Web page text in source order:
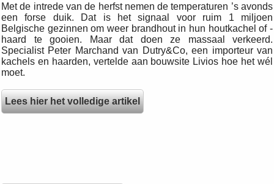
Met de intrede van de herfst nemen de temperaturen ’s avonds
een forse duik. Dat is het signaal voor ruim 1 miljoen
Belgische gezinnen om weer brandhout in hun houtkachel of -
haard te gooien. Maar dat doen ze massaal verkeerd.
Specialist Peter Marchand van Dutry&Co, een importeur van
kachels en haarden, vertelde aan bouwsite Livios hoe het wél
moet.
Lees hier het volledige artikel